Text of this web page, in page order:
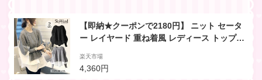
【即納★クーポンで2180円】 ニット セータ
ー レイヤード 重ね着風 レディース トップス
カジュアル 可愛い おしゃれ オーバーサイズ
ゆったり 体型カバー 秋冬 韓国ファッション
楽天市場
4,360円